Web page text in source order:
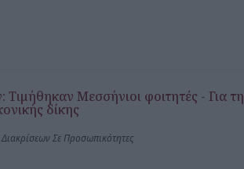
Μεσσήνιοι φοιτητές - Για τη
δίκης
Σε Προσωπικότητες